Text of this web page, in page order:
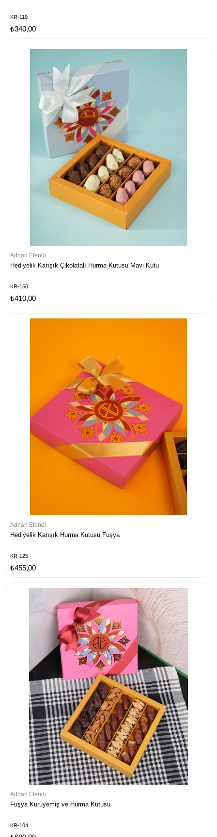
KR-119
₺340,00
Adnan Efendi
Hediyelik Karışık Çikolatalı Hurma Kutusu Mavi Kutu
KR-150
₺410,00
Adnan Efendi
Hediyelik Karışık Hurma Kutusu Fuşya
KR-125
₺455,00
Adnan Efendi
Fuşya Kuruyemiş ve Hurma Kutusu
KR-104